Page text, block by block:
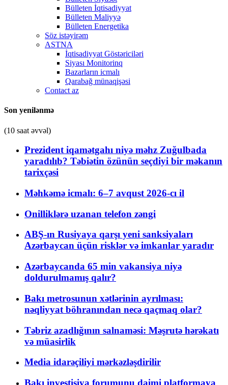
Bülleten İqtisadiyyat
Bülleten Maliyyə
Bülleten Energetika
Söz istəyirəm
ASTNA
İqtisadiyyat Göstəriciləri
Siyası Monitorinq
Bazarların icmalı
Qarabağ münaqişəsi
Contact az
Son yenilənmə
(10 saat əvvəl)
Prezident iqamətgahı niyə məhz Zuğulbada
yaradılıb? Təbiətin özünün seçdiyi bir məkanın
tarixçəsi
Məhkəmə icmalı: 6–7 avqust 2026-cı il
Onilliklərə uzanan telefon zəngi
ABŞ-ın Rusiyaya qarşı yeni sanksiyaları
Azərbaycan üçün risklər və imkanlar yaradır
Azərbaycanda 65 min vakansiya niyə
doldurulmamış qalır?
Bakı metrosunun xətlərinin ayrılması:
nəqliyyat böhranından necə qaçmaq olar?
Təbriz azadlığının salnaməsi: Məşrutə hərəkatı
və müasirlik
Media idarəçiliyi mərkəzləşdirilir
Bakı investisiya forumunu daimi platformaya